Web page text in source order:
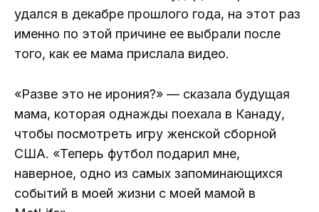
удался в декабре прошлого года, на этот раз
именно по этой причине ее выбрали после
того, как ее мама прислала видео.
«Разве это не ирония?» — сказала будущая
мама, которая однажды поехала в Канаду,
чтобы посмотреть игру женской сборной
США. «Теперь футбол подарил мне,
наверное, одно из самых запоминающихся
событий в моей жизни с моей мамой в